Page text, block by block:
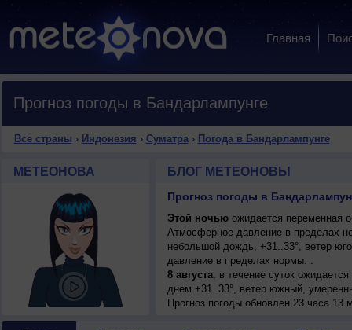
Главная
Прогноз погоды в Бандарлампунге
Все страны › Индонезия › Суматра› Погода в Бандарлампунге
МЕТЕОНОВА БЛОГ МЕТЕОНОВЫ
Прогноз погоды в
Этой ночьюожидается переменная
Атмосферное давление в пределах
небольшой дождь, +31..33°, ветер
давление в пределах нормы. .
8 августа, в течение суток
днем +31..33°, ветер южный,
9 августа, в течение суток
Прогноз погоды обновлен 23 часа 13